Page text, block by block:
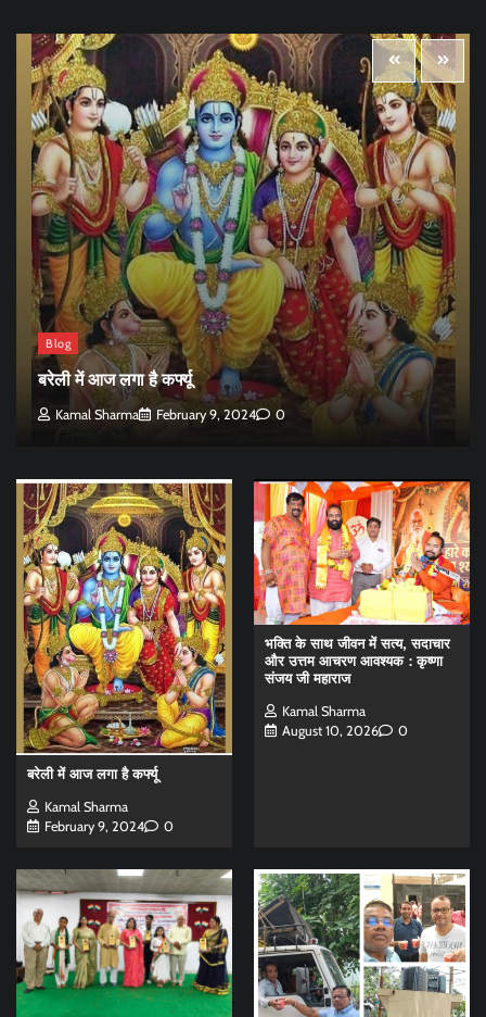
Blog
बरेली में आज लगा है कर्फ्यू
Kamal Sharma February 9, 2024 0
बरेली में आज लगा है कर्फ्यू
Kamal Sharma
February 9, 2024
0
भक्ति के साथ जीवन में सत्य, सदाचार
और उत्तम आचरण आवश्यक : कृष्णा
संजय जी महाराज
Kamal Sharma
August 10, 2026
0